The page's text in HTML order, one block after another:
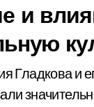
и
Гладкова и